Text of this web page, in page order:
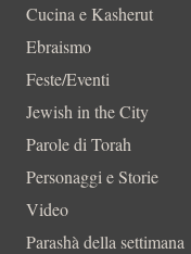
Cucina e Kasherut
Ebraismo
Feste/Eventi
Jewish in the City
Parole di Torah
Personaggi e Storie
Video
Parashà della settimana